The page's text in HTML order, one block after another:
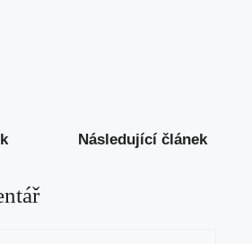
Následující článek